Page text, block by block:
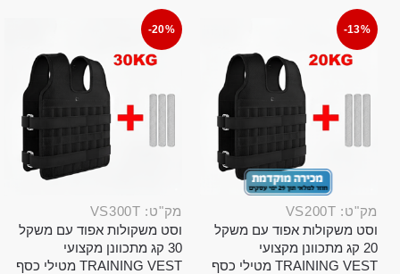
-13%
מק"ט: VS200T
וסט משקולות אפוד עם משקל
20 קג מתכוונן מקצועי
TRAINING VEST מטילי כסף
-20%
מק"ט: VS300T
וסט משקולות אפוד עם משקל
30 קג מתכוונן מקצועי
TRAINING VEST מטילי כסף